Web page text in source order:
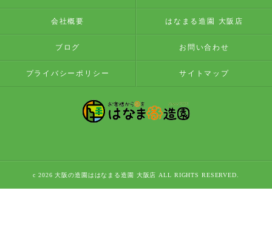
会社概要 はなまる造園 大阪店
ブログ お問い合わせ
プライバシーポリシー サイトマップ
c 2026 大阪の造園ははなまる造園 大阪店 ALL RIGHTS RESERVED.